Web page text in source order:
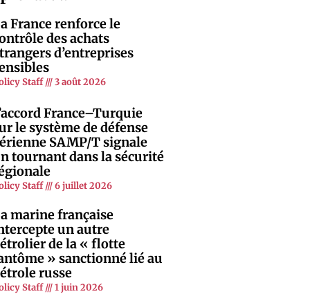
France renforce le
des achats
d’entreprises
Staff 3 août 2026
France–Turquie
le système de défense
SAMP/T signale
tournant dans la sécurité
Staff 6 juillet 2026
marine française
un autre
de la « flotte
» sanctionné lié au
russe
Staff 1 juin 2026